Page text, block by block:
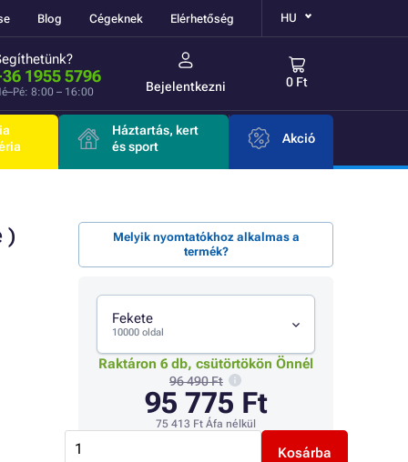
Blog Cégeknek Elérhetőség HU
1955 5796
8:00 – 16:00 Bejelentkezni 0 Ft
Háztartás, kert
és sport
Akció
)
Melyik nyomtatókhoz alkalmas a
termék?
Fekete
10000 oldal
Raktáron 6 db, csütörtökön Önnél
96 490 Ft
95 775 Ft
75 413 Ft Áfa nélkül
Kosárba